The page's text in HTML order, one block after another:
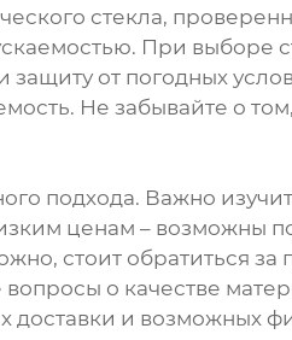
стекла,
При выборе
от погодных
Не забывайте о
подхода. Важно
ценам – возможны
стоит обратиться
вопросы о качестве
доставки и возможных